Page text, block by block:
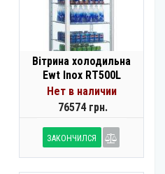
Вітрина холодильна
Ewt Inox RT500L
Нет в наличии
76574 грн.
ЗАКОНЧИЛСЯ